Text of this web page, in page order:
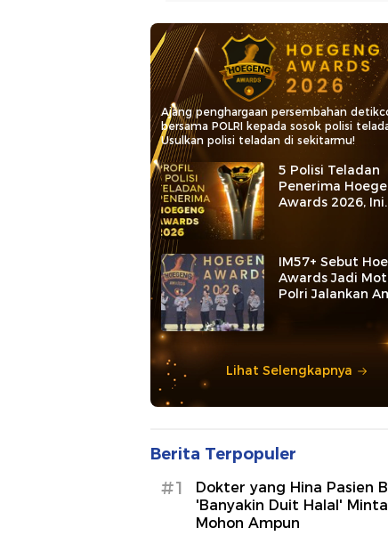
Ajang penghargaan persembahan
bersama POLRI kepada sosok polisi
Usulkan polisi teladan di sekitarmu!
5 Polisi Teladan
Penerima
Awards 2026, Ini
Kategori dan
IM57+ Sebut
Awards Jadi
Polri Jalankan
Lihat Selengkapnya
Berita Terpopuler
#1
Dokter yang Hina Pasien
'Banyakin Duit Halal'
Mohon Ampun